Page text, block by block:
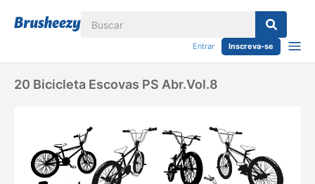
Entrar Inscreva-se
20 Bicicleta Escovas PS Abr.Vol.8